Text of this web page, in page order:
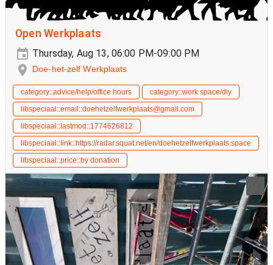
Open Werkplaats
Thursday, Aug 13, 06:00 PM-09:00 PM
Doe-het-zelf Werkplaats
category::advice/help/office hours
category::work space/diy
libspeciaal::email::doehetzelfwerkplaats@gmail.com
libspeciaal::lastmod::1774626812
libspeciaal::link::https://radar.squat.net/en/doehetzelfwerkplaats.space
libspeciaal::price::by donation